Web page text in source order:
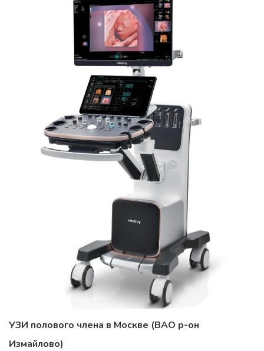
УЗИ полового члена в Москве (ВАО р-он
Измайлово)